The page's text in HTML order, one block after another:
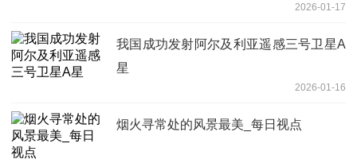
2026-01-17
我国成功发射阿尔及利亚遥感三号卫星A
星
2026-01-16
烟火寻常处的风景最美_每日视点